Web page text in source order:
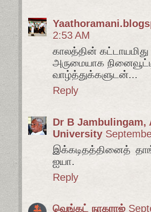
2:53 AM
காலத்தின் கட்டாயமிது
அருமையாக
வாழ்த்துக்களுடன்...
Reply
Dr B Jambulingam,
University
இக்கடிதத்தினைத்
ஐயா.
Reply
வெங்கட் நாகராஜ்